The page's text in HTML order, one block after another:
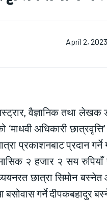
April 2, 2023
वैज्ञानिक तथा लेखक
‘माधवी अधिकारी
प्रकाशनबाट प्रदान
२ हजार २ सय
छात्रा सिमोन
बसोवास गर्ने दीपकबहादुर